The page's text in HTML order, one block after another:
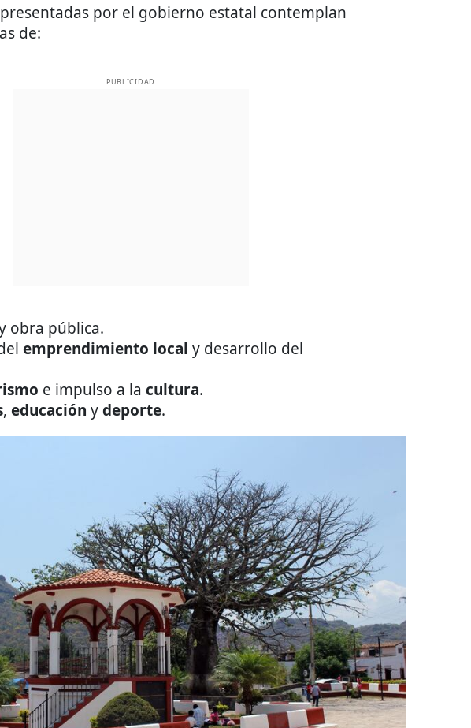
por el gobierno estatal contemplan
de:
PUBLICIDAD
obra pública.
emprendimiento local y desarrollo del
e impulso a la cultura.
, educación ydeporte.